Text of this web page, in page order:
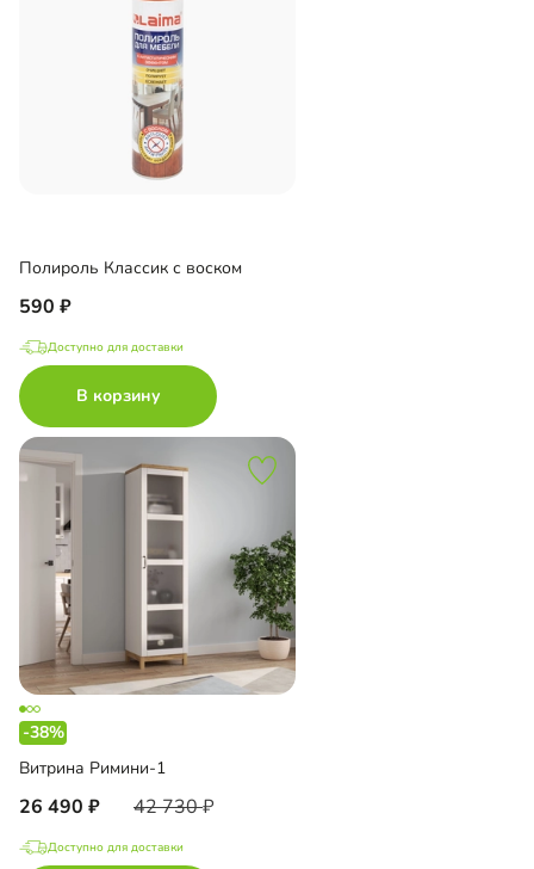
Полироль Классик с воском
590
Доступно для доставки
В корзину
-38%
Витрина Римини-1
26 490 42 730
Доступно для доставки